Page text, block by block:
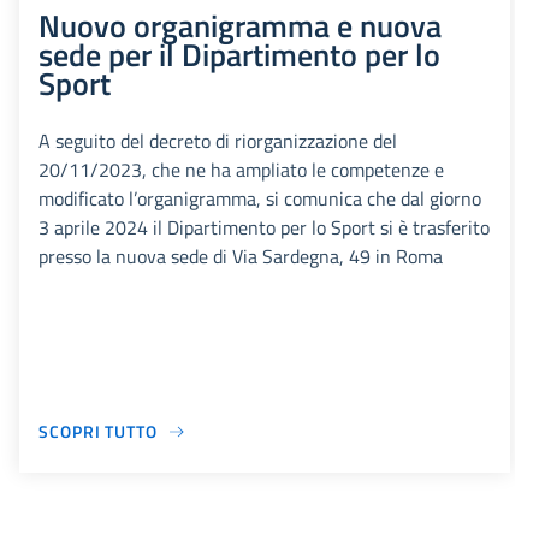
Nuovo organigramma e nuova
sede per il Dipartimento per lo
Sport
A seguito del decreto di riorganizzazione del
20/11/2023, che ne ha ampliato le competenze e
modificato l’organigramma, si comunica che dal giorno
3 aprile 2024 il Dipartimento per lo Sport si è trasferito
presso la nuova sede di Via Sardegna, 49 in Roma
SCOPRI TUTTO